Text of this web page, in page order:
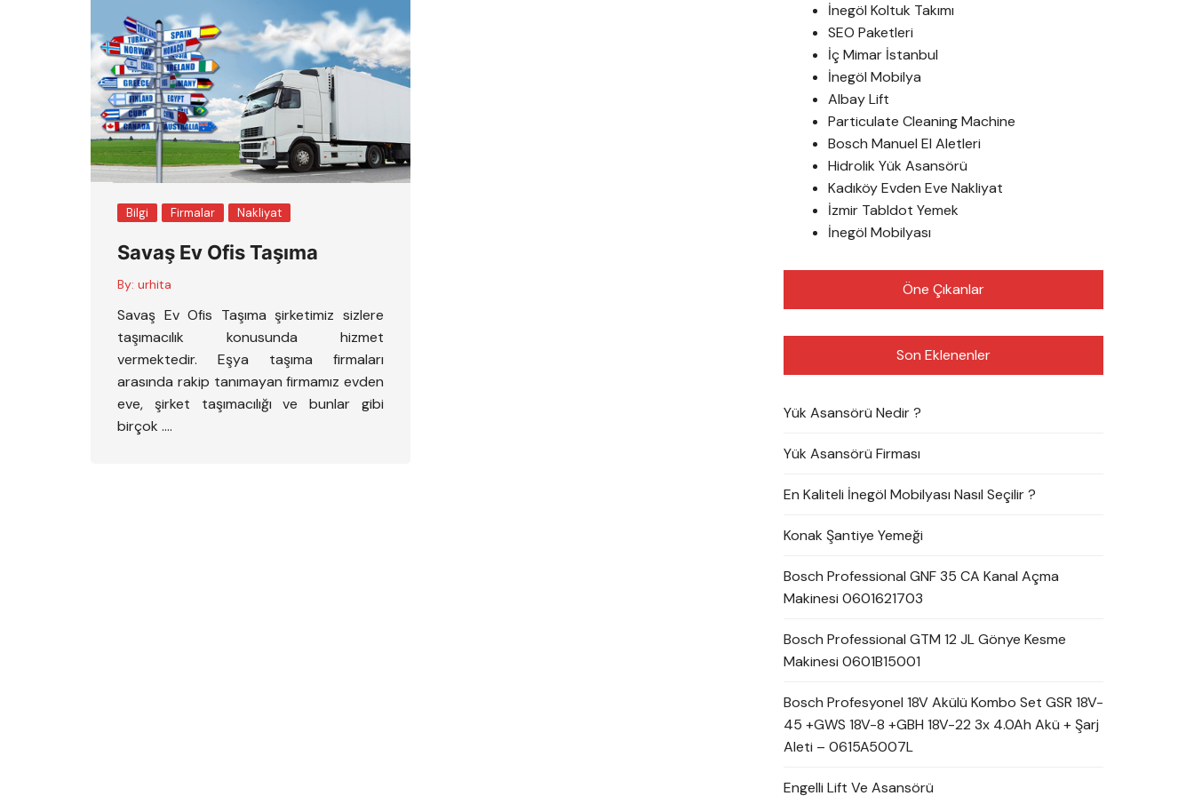
Bilgi Firmalar Nakliyat
Savaş Ev Ofis Taşıma
By: urhita
Savaş Ev Ofis Taşıma şirketimiz sizlere
taşımacılık konusunda hizmet
vermektedir. Eşya taşıma firmaları
arasında rakip tanımayan firmamız evden
eve, şirket taşımacılığı ve bunlar gibi
birçok ….
İnegöl Koltuk Takımı
SEO Paketleri
İç Mimar İstanbul
İnegöl Mobilya
Albay Lift
Particulate Cleaning Machine
Bosch Manuel El Aletleri
Hidrolik Yük Asansörü
Kadıköy Evden Eve Nakliyat
İzmir Tabldot Yemek
İnegöl Mobilyası
Öne Çıkanlar
Son Eklenenler
Yük Asansörü Nedir ?
Yük Asansörü Firması
En Kaliteli İnegöl Mobilyası Nasıl Seçilir ?
Konak Şantiye Yemeği
Bosch Professional GNF 35 CA Kanal Açma
Makinesi 0601621703
Bosch Professional GTM 12 JL Gönye Kesme
Makinesi 0601B15001
Bosch Profesyonel 18V Akülü Kombo Set GSR 18V-
45 +GWS 18V-8 +GBH 18V-22 3x 4.0Ah Akü + Şarj
Aleti – 0615A5007L
Engelli Lift Ve Asansörü